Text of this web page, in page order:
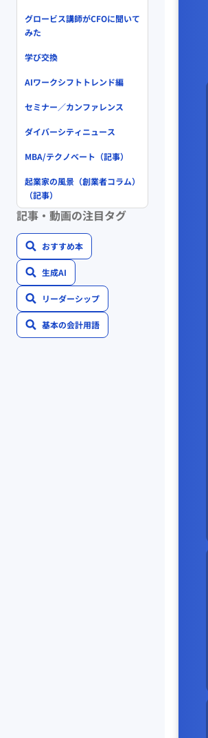
グロービス講師がCFOに聞いて
みた
学び交換
AIワークシフトトレンド編
セミナー／カンファレンス
ダイバーシティニュース
MBA/テクノベート（記事）
起業家の風景（創業者コラム）
（記事）
記事・動画の注目タグ
おすすめ本
生成AI
リーダーシップ
基本の会計用語